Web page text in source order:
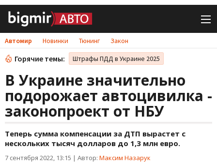
Автомир Новинки Тюнинг Закон
Горячие темы: Штрафы ПДД в Украине 2025
В Украине значительно
подорожает автоцивилка -
законопроект от НБУ
Теперь сумма компенсации за ДТП вырастет с
нескольких тысяч долларов до 1,3 млн евро.
7 сентября 2022, 13:15 | Автор: Максим Назарук